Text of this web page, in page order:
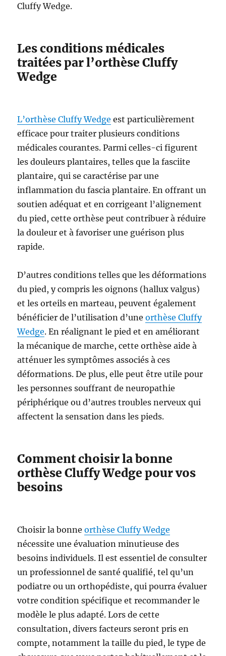
Cluffy Wedge.
Les conditions médicales
traitées par l’orthèse Cluffy
Wedge
L’orthèse Cluffy Wedge est particulièrement
efficace pour traiter plusieurs conditions
médicales courantes. Parmi celles-ci figurent
les douleurs plantaires, telles que la fasciite
plantaire, qui se caractérise par une
inflammation du fascia plantaire. En offrant un
soutien adéquat et en corrigeant l’alignement
du pied, cette orthèse peut contribuer à réduire
la douleur et à favoriser une guérison plus
rapide.
D’autres conditions telles que les déformations
du pied, y compris les oignons (hallux valgus)
et les orteils en marteau, peuvent également
bénéficier de l’utilisation d’uneorthèse Cluffy
Wedge. En réalignant le pied et en améliorant
la mécanique de marche, cette orthèse aide à
atténuer les symptômes associés à ces
déformations. De plus, elle peut être utile pour
les personnes souffrant de neuropathie
périphérique ou d’autres troubles nerveux qui
affectent la sensation dans les pieds.
Comment choisir la bonne
orthèse Cluffy Wedge pour vos
besoins
Choisir la bonneorthèse Cluffy Wedge
nécessite une évaluation minutieuse des
besoins individuels. Il est essentiel de consulter
un professionnel de santé qualifié, tel qu’un
podiatre ou un orthopédiste, qui pourra évaluer
votre condition spécifique et recommander le
modèle le plus adapté. Lors de cette
consultation, divers facteurs seront pris en
compte, notamment la taille du pied, le type de